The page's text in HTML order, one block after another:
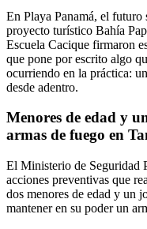
En Playa Panamá, el futuro
proyecto turístico Bahía
Escuela Cacique firmaron
que pone por escrito algo
ocurriendo en la práctica:
desde adentro.
Menores de edad y
armas de fuego en
El Ministerio de Seguridad
acciones preventivas que
dos menores de edad y un
mantener en su poder un